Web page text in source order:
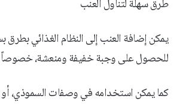
طرق سهلة لتناول العنب
يمكن إضافة العنب إلى النظام الغذائي
للحصول على وجبة خفيفة ومنعشة، خصوصاً
كما يمكن استخدامه في وصفات السموذي، أو